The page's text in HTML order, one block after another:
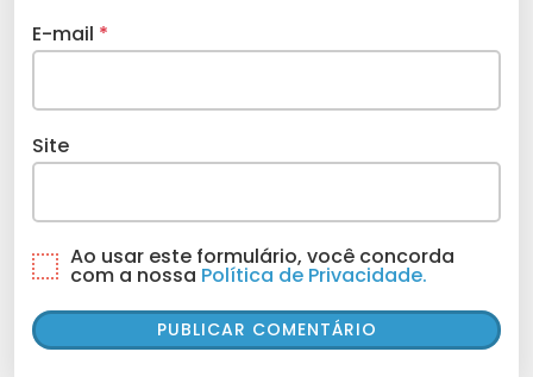
E-mail *
Site
Ao usar este formulário, você concorda
com a nossa Política de Privacidade.